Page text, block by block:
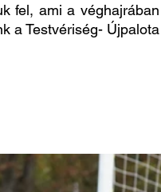
fel, ami a
a Testvériség-